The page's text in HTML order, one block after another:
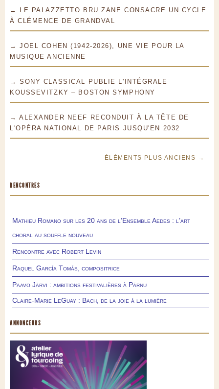
→ LE PALAZZETTO BRU ZANE CONSACRE UN CYCLE
À CLÉMENCE DE GRANDVAL
→ JOEL COHEN (1942-2026), UNE VIE POUR LA
MUSIQUE ANCIENNE
→ SONY CLASSICAL PUBLIE L'INTÉGRALE
KOUSSEVITZKY – BOSTON SYMPHONY
→ ALEXANDER NEEF RECONDUIT À LA TÊTE DE
L'OPÉRA NATIONAL DE PARIS JUSQU'EN 2032
ÉLÉMENTS PLUS ANCIENS →
RENCONTRES
Mathieu Romano sur les 20 ans de l’Ensemble Aedes : l’art
choral au souffle nouveau
Rencontre avec Robert Levin
Raquel García Tomás, compositrice
Paavo Järvi : ambitions festivalières à Pärnu
Claire-Marie LeGuay : Bach, de la joie à la lumière
ANNONCEURS